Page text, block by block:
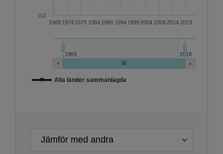
Alla länder sammanlagda
1969 1974 1979 1984 1989 1994 1999 2004 2009 2014 2019
1969 2019
0,0